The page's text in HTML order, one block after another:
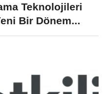
Teknolojileri
Bir Dönem...